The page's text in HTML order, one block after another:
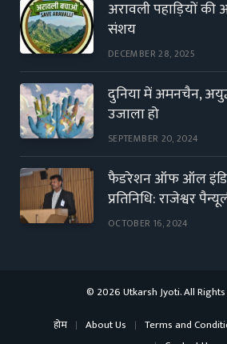
अरावली पहाड़ियों की
संशय
DECEMBER 28, 2025
दुनिया में अमनचैन,
उजाला हो
SEPTEMBER 20, 2024
फैडरेशन ऑफ ऑल
प्रतिनिधि: राजेश्वर
OCTOBER 16, 2024
© 2026 Utkarsh Jyoti. All
होम
About Us Terms and